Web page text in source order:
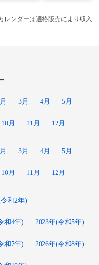
レンダーは適格販売により収入
3月 4月 5月
10月 11月 12月
3月 4月 5月
10月 11月 12月
和2年)
和4年) 2023年(令和5年)
和7年) 2026年(令和8年)